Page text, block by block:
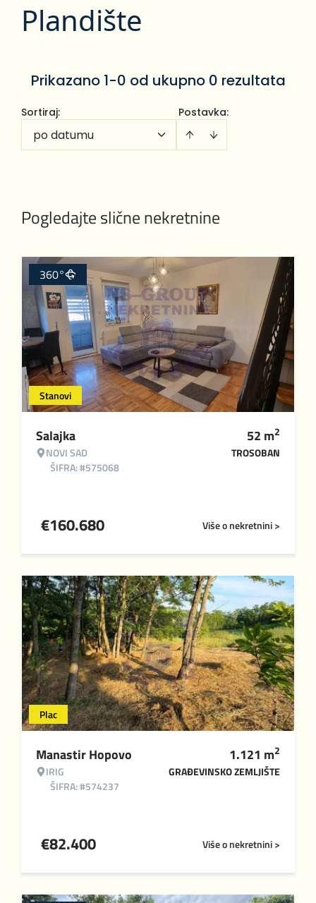
Plandište
Prikazano 1-0 od ukupno 0 rezultata
Postavka:
Sortiraj:
po datumu
Pogledajte slične nekretnine
Stanovi
360°
Salajka
NOVI SAD
ŠIFRA: #575068
52 m2
TROSOBAN
Više o nekretnini >
€160.680
Plac
Manastir Hopovo
IRIG
ŠIFRA: #574237
1.121 m2
GRAĐEVINSKO ZEMLJIŠTE
Više o nekretnini >
€82.400